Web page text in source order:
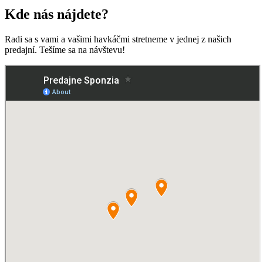
Kde nás nájdete?
Radi sa s vami a vašimi havkáčmi stretneme v jednej z našich
predajní. Tešíme sa na návštevu!